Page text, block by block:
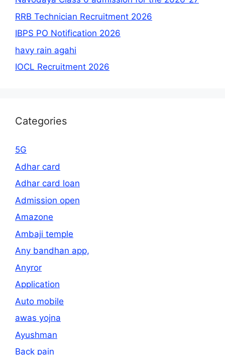
RRB Technician Recruitment 2026
IBPS PO Notification 2026
havy rain agahi
IOCL Recruitment 2026
Categories
5G
Adhar card
Adhar card loan
Admission open
Amazone
Ambaji temple
Any bandhan app,
Anyror
Application
Auto mobile
awas yojna
Ayushman
Back pain